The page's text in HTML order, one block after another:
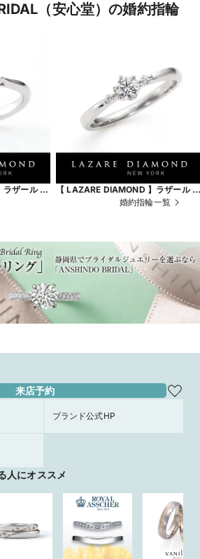
（安心堂）の婚約指輪
ラザール ダ
【 LAZARE DIAMOND 】ラザール
イヤモンド＜オネストリング＞アンブ
婚約指輪一覧
来店予約
ブランド公式HP
人にオススメ